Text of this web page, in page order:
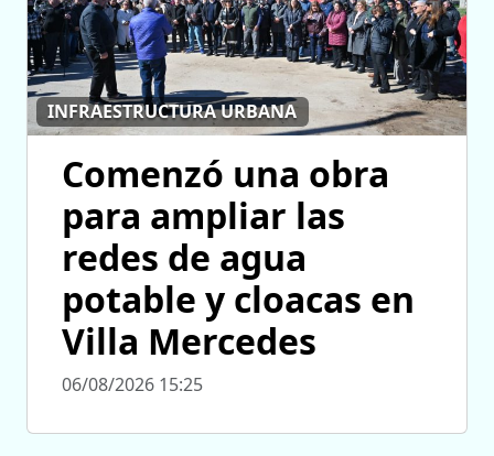
INFRAESTRUCTURA URBANA
Comenzó una obra
para ampliar las
redes de agua
potable y cloacas en
Villa Mercedes
06/08/2026 15:25